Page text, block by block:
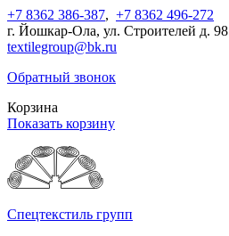
+7 8362 386-387, +7 8362 496-272
г. Йошкар-Ола, ул. Строителей д. 98
textilegroup@bk.ru
Обратный звонок
Корзина
Показать корзину
Спецтекстиль групп